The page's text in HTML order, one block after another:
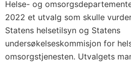
Helse- og
2022 et utvalg som skulle
Statens helsetilsyn og Statens
undersøkelseskommisjon for
omsorgstjenesten. Utvalgets